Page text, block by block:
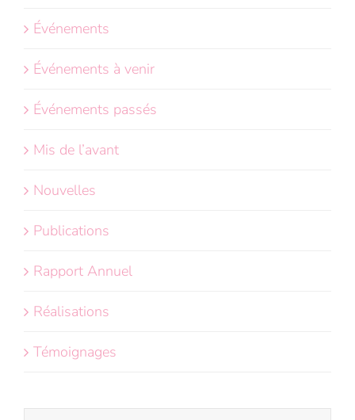
Événements
Événements à venir
Événements passés
Mis de l’avant
Nouvelles
Publications
Rapport Annuel
Réalisations
Témoignages